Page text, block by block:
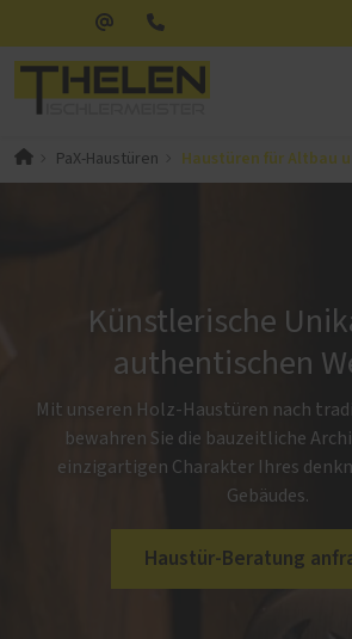
PaX-Haustüren Haustüren für Altbau
Künstlerische
authentischen
Mit unseren Holz-Haustüren nach
bewahren Sie die bauzeitliche
einzigartigen Charakter Ihres
Gebäudes.
Haustür-Beratung